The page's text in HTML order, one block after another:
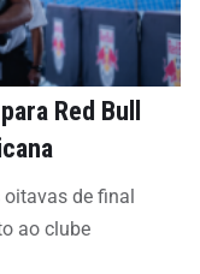
Red Bull
de final
ao clube